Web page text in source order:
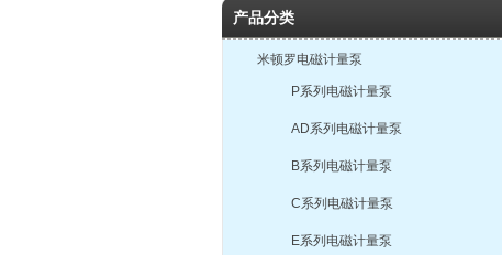
产品分类
米顿罗电磁计量泵
P系列电磁计量泵
AD系列电磁计量泵
B系列电磁计量泵
C系列电磁计量泵
E系列电磁计量泵